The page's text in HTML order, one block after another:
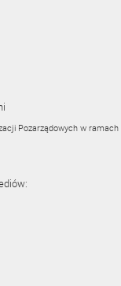
Pozarządowych w ramach